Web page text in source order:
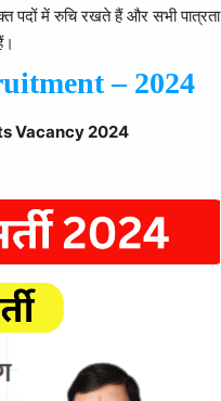
पदों में रुचि रखते हैं और सभी पात्रता
– 2024
Vacancy 2024